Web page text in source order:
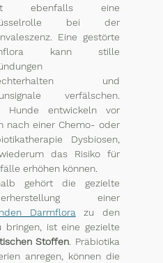
ebenfalls eine
bei der
Eine gestörte
kann stille
und
verfälschen.
Hunde entwickeln vor
nach einer Chemo- oder
Dysbiosen,
das Risiko für
erhöhen können.
gehört die gezielte
Darmflora zu den
bringen, ist eine gezielte
Stoffen. Präbiotika
anregen, können die